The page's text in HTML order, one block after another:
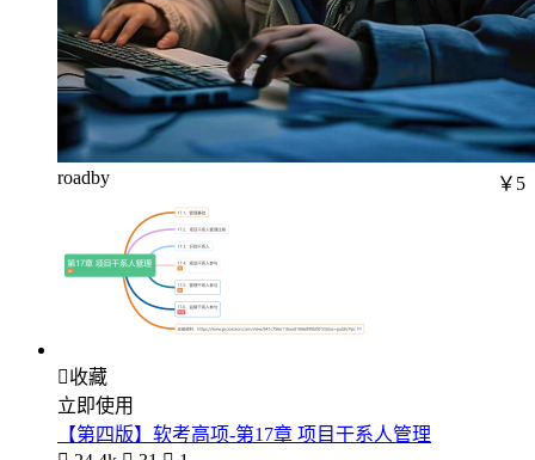
roadby ￥5
收藏
立即使用
【第四版】软考高项-第17章 项目干系人管理